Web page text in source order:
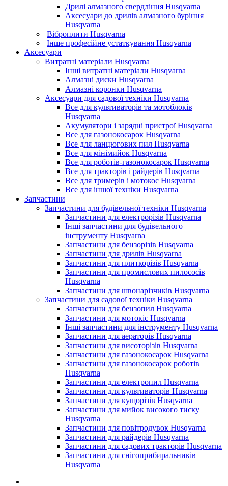
Дрилі алмазного свердління Husqvarna
Аксесуари до дрилів алмазного буріння
Husqvarna
Віброплити Husqvarna
Інше професійне устаткування Husqvarna
Аксесуари
Витратні матеріали Husqvarna
Інші витратні матеріали Husqvarna
Алмазні диски Husqvarna
Алмазні коронки Husqvarna
Аксесуари для садової техніки Husqvarna
Все для культиваторів та мотоблоків
Husqvarna
Акумулятори і зарядні пристрої Husqvarna
Все для газонокосарок Husqvarna
Все для ланцюгових пил Husqvarna
Все для мінімийок Husqvarna
Все для роботів-газонокосарок Husqvarna
Все для тракторів і райдерів Husqvarna
Все для тримерів і мотокос Husqvarna
Все для іншої техніки Husqvarna
Запчастини
Запчастини для будівельної техніки Husqvarna
Запчастини для електрорізів Husqvarna
Інші запчастини для будівельного
інструменту Husqvarna
Запчастини для бензорізів Husqvarna
Запчастини для дрилів Husqvarna
Запчастини для плиткорізів Husqvarna
Запчастини для промислових пилососів
Husqvarna
Запчастини для швонарізчиків Husqvarna
Запчастини для садової техніки Husqvarna
Запчастини для бензопил Husqvarna
Запчастини для мотокіс Husqvarna
Інші запчастини для інструменту Husqvarna
Запчастини для аераторів Husqvarna
Запчастини для висоторізів Husqvarna
Запчастини для газонокосарок Husqvarna
Запчастини для газонокосарок роботів
Husqvarna
Запчастини для електропил Husqvarna
Запчастини для культиваторів Husqvarna
Запчастини для кущорізів Husqvarna
Запчастини для мийок високого тиску
Husqvarna
Запчастини для повітродувок Husqvarna
Запчастини для райдерів Husqvarna
Запчастини для садових тракторів Husqvarna
Запчастини для снігоприбиральників
Husqvarna